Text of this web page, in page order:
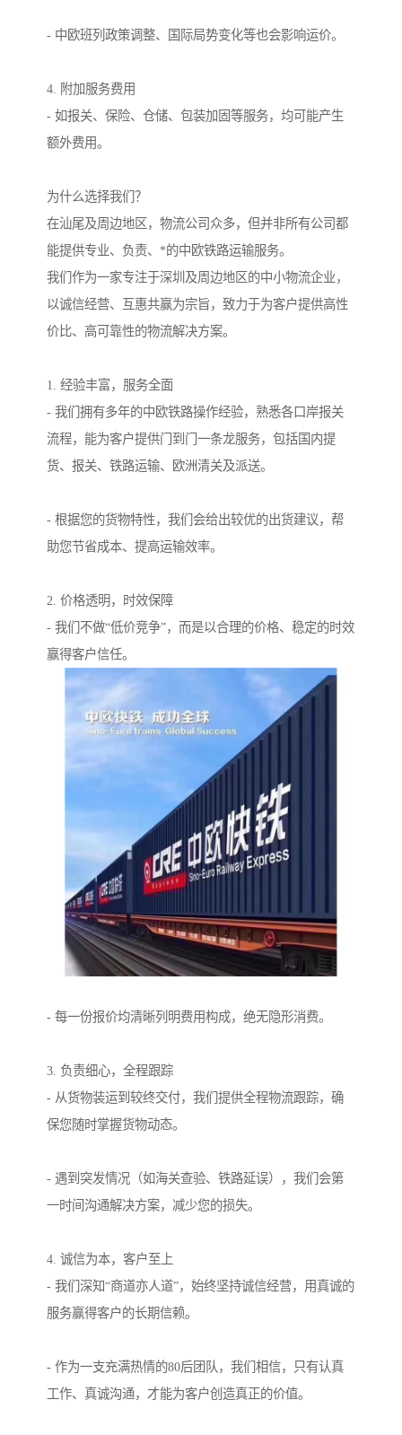
- 中欧班列政策调整、国际局势变化等也会影响运价。
4. 附加服务费用
- 如报关、保险、仓储、包装加固等服务，均可能产生
额外费用。
为什么选择我们？
在汕尾及周边地区，物流公司众多，但并非所有公司都
能提供专业、负责、*的中欧铁路运输服务。
我们作为一家专注于深圳及周边地区的中小物流企业，
以诚信经营、互惠共赢为宗旨，致力于为客户提供高性
价比、高可靠性的物流解决方案。
1. 经验丰富，服务全面
- 我们拥有多年的中欧铁路操作经验，熟悉各口岸报关
流程，能为客户提供门到门一条龙服务，包括国内提
货、报关、铁路运输、欧洲清关及派送。
- 根据您的货物特性，我们会给出较优的出货建议，帮
助您节省成本、提高运输效率。
2. 价格透明，时效保障
- 我们不做“低价竞争”，而是以合理的价格、稳定的时效
赢得客户信任。
- 每一份报价均清晰列明费用构成，绝无隐形消费。
3. 负责细心，全程跟踪
- 从货物装运到较终交付，我们提供全程物流跟踪，确
保您随时掌握货物动态。
- 遇到突发情况（如海关查验、铁路延误），我们会第
一时间沟通解决方案，减少您的损失。
4. 诚信为本，客户至上
- 我们深知“商道亦人道”，始终坚持诚信经营，用真诚的
服务赢得客户的长期信赖。
- 作为一支充满热情的80后团队，我们相信，只有认真
工作、真诚沟通，才能为客户创造真正的价值。